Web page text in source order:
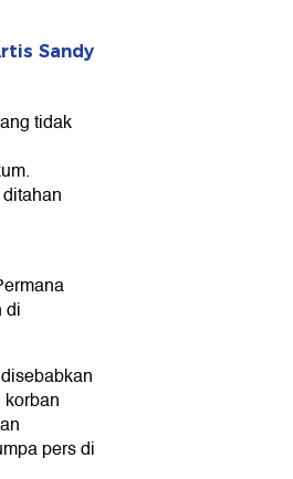
Sandy
tidak
di
pers di